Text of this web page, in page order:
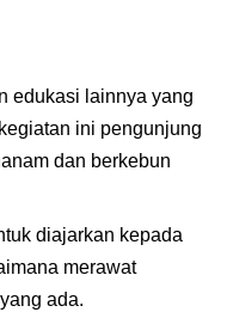
edukasi lainnya yang
ini pengunjung
dan berkebun
diajarkan kepada
merawat
ada.